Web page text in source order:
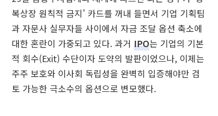
복상장 원칙적 금지' 카드를 꺼내 들면서 기업 기획팀
과 자문사 실무자들 사이에서 자금 조달 옵션 축소에
대한 혼란이 가중되고 있다. 과거 IPO는 기업의 기본
적 회수(Exit) 수단이자 도약의 발판이었으나, 이제는
주주 보호와 이사회 독립성을 완벽히 입증해야만 검
토 가능한 극소수의 옵션으로 변모했다.